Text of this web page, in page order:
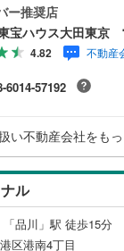
トや所要時間がわかる
索できます。東宝ハウ
員サービス「TOHO
ランニングを通じて、
ます。 各種ご相談も
ランのシミュレーショ
た」とお伝え下さい
「希望」を形にするべ
を心待ちにしておりま
ー推奨店
宝ハウス大田東京
4.82 不動産
6014-57192
い不動産会社をも
ル
「品川」駅 徒歩15分
区港南4丁目